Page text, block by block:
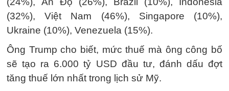
(32%), Việt Nam (46%), Singapore (10%),
Ukraine (10%), Venezuela (15%).
Ông Trump cho biết, mức thuế mà ông công bố
sẽ tạo ra 6.000 tỷ USD đầu tư, đánh dấu đợt
tăng thuế lớn nhất trong lịch sử Mỹ.